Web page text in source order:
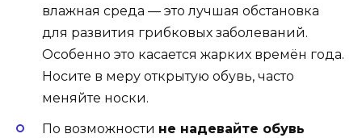
влажная среда — это лучшая обстановка
для развития грибковых заболеваний.
Особенно это касается жарких времён года.
Носите в меру открытую обувь, часто
меняйте носки.
По возможности не надевайте обувь